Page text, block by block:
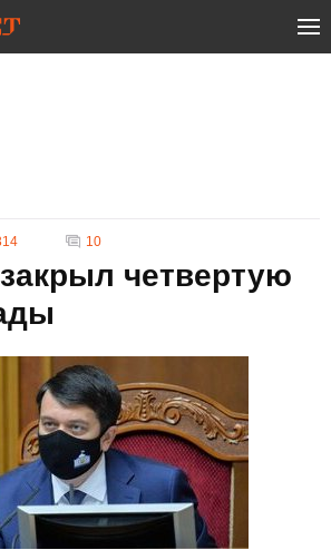
10
четвертую